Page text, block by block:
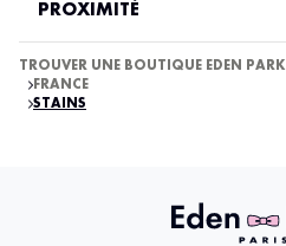
PROXIMITÉ
TROUVER UNE BOUTIQUE EDEN PARK
FRANCE
STAINS